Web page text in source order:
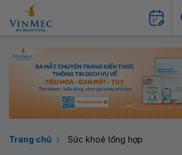
Trang chủ Sức khoẻ tổng hợp